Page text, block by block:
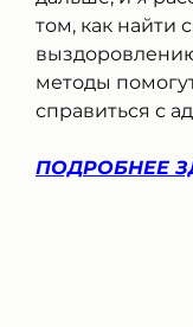
том, как найти
методы
справиться с
ПОДРОБНЕЕ